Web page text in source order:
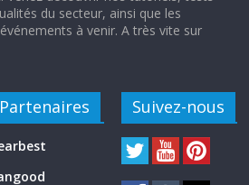
du secteur, ainsi que les
à venir. A très vite sur
Partenaires Suivez-nous